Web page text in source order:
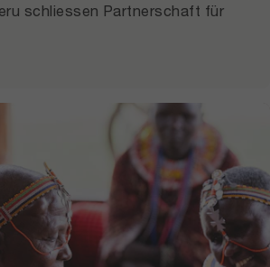
schliessen Partnerschaft für